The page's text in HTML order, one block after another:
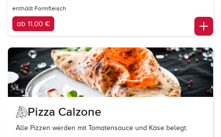
enthällt Formfleisch
ab 11,00 €
Pizza Calzone
Alle Pizzen werden mit Tomatensauce und Käse belegt.